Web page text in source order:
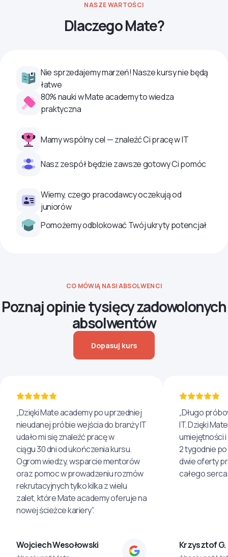
NASZE WARTOŚCI
Dlaczego Mate?
Nie sprzedajemy marzeń! Nasze kursy nie będą
łatwe
80% nauki w Mate academy to wiedza
praktyczna
Mamy wspólny cel — znaleźć Ci pracę w IT
Nasz zespół będzie zawsze gotowy Ci pomóc
Wiemy, czego pracodawcy oczekują od
juniorów
Pomożemy odblokować Twój ukryty potencjał
CO MÓWIĄ NASI ABSOLWENCI
Poznaj opinie tysięcy zadowolonych
absolwentów
Dopasuj kurs
„Dzięki Mate academy po uprzedniej
nieudanej próbie wejścia do branży IT
udało mi się znaleźć pracę w
ciągu 30 dni od ukończenia kursu.
Ogrom wiedzy, wsparcie mentorów
oraz pomoc w prowadzeniu rozmów
rekrutacyjnych tylko kilka z wielu
zalet, które Mate academy oferuje na
nowej ścieżce kariery”.
Wojciech Wesołowski
„Długo
IT. Dzięki
umiejętności
2 tygodnie
dwie oferty
całego serca
Krzysztof G.